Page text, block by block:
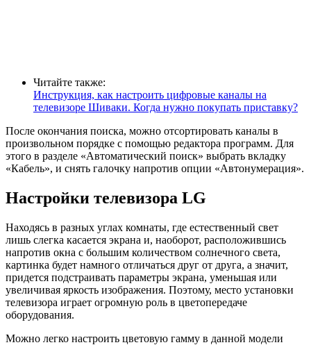
Читайте также:
Инструкция, как настроить цифровые каналы на
телевизоре Шиваки. Когда нужно покупать приставку?
После окончания поиска, можно отсортировать каналы в
произвольном порядке с помощью редактора программ. Для
этого в разделе «Автоматический поиск» выбрать вкладку
«Кабель», и снять галочку напротив опции «Автонумерация».
Настройки телевизора LG
Находясь в разных углах комнаты, где естественный свет
лишь слегка касается экрана и, наоборот, расположившись
напротив окна с большим количеством солнечного света,
картинка будет намного отличаться друг от друга, а значит,
придется подстраивать параметры экрана, уменьшая или
увеличивая яркость изображения. Поэтому, место установки
телевизора играет огромную роль в цветопередаче
оборудования.
Можно легко настроить цветовую гамму в данной модели